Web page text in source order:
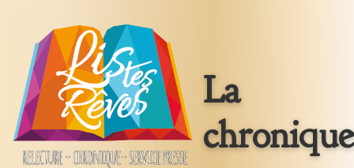
La
chronique